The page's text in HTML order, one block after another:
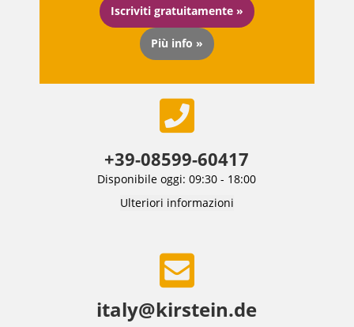
Iscriviti gratuitamente »
Più info »
+39-08599-60417
Disponibile oggi: 09:30 - 18:00
Ulteriori informazioni
italy@kirstein.de